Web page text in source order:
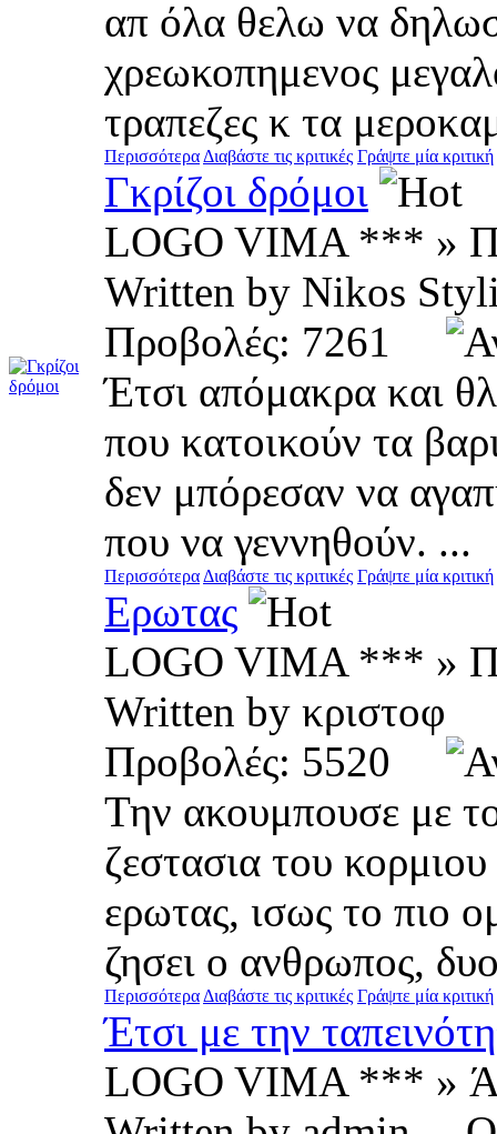
απ όλα θελω να
χρεωκοπημενος
τραπεζες κ τα
Περισσότερα Διαβάστε τις κριτικές Γράψτε μία κριτική
Γκρίζοι δρόμοι
LOGO VIMA *** »
Written by Nikos
Προβολές: 7261
Έτσι απόμακρα και
που κατοικούν τα
δεν μπόρεσαν να
που να γεννηθούν. ...
Περισσότερα Διαβάστε τις κριτικές Γράψτε μία κριτική
Ερωτας
LOGO VIMA *** »
Written by
Προβολές: 5520
Την ακουμπουσε με
ζεστασια του
ερωτας, ισως το πιο
ζησει ο ανθρωπος,
Περισσότερα Διαβάστε τις κριτικές Γράψτε μία κριτική
Έτσι με την
LOGO VIMA *** »